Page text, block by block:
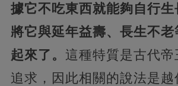
據它不吃東西就能夠自行生
將它與延年益壽、長生不
起來了。 這種特質是古代帝
追求，因此相關的說法是越